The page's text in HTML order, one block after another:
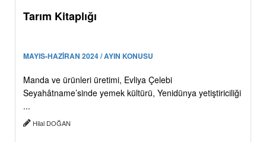
Tarım Kitaplığı
MAYIS-HAZİRAN 2024 / AYIN KONUSU
Manda ve ürünleri üretimi, Evliya Çelebi
Seyahâtname’sinde yemek kültürü, Yenidünya yetiştiriciliği
...
Hilal DOĞAN